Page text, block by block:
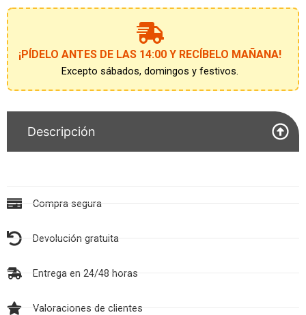
¡PÍDELO ANTES DE LAS 14:00 Y RECÍBELO MAÑANA!
Excepto sábados, domingos y festivos.
Descripción
Compra segura
Devolución gratuita
Entrega en 24/48 horas
Valoraciones de clientes